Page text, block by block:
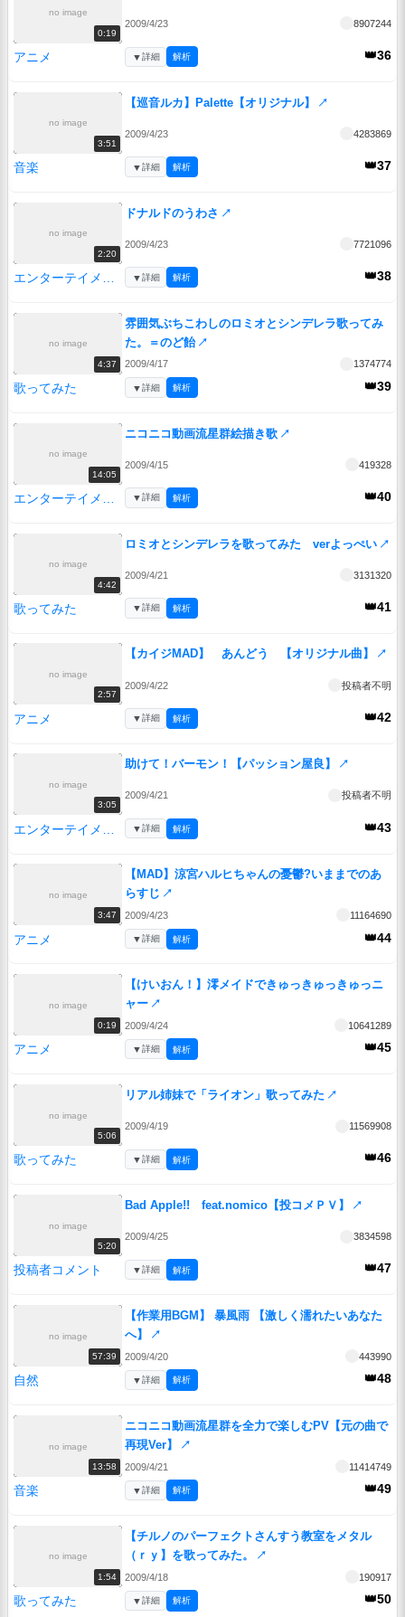
no image
0:19
2009/4/23 8907244
アニメ 👑36
▼詳細 解析
no image
3:51
【巡音ルカ】Palette【オリジナル】 ↗
2009/4/23 4283869
音楽 👑37
▼詳細 解析
no image
2:20
ドナルドのうわさ ↗
2009/4/23 7721096
👑38
▼詳細 解析
no image
4:37
雰囲気ぶちこわしのロミオとシンデレラ歌ってみ
た。＝のど飴 ↗
2009/4/17 1374774
歌ってみた 👑39
▼詳細 解析
no image
14:05
ニコニコ動画流星群絵描き歌 ↗
2009/4/15 419328
👑40
▼詳細 解析
no image
4:42
ロミオとシンデレラを歌ってみた verよっぺい ↗
2009/4/21 3131320
歌ってみた 👑41
▼詳細 解析
no image
2:57
【カイジMAD】 あんどう 【オリジナル曲】 ↗
2009/4/22 投稿者不明
アニメ 👑42
▼詳細 解析
no image
3:05
助けて！バーモン！【パッション屋良】 ↗
2009/4/21 投稿者不明
👑43
▼詳細 解析
no image
3:47
【MAD】涼宮ハルヒちゃんの憂鬱?いままでのあ
らすじ ↗
2009/4/23 11164690
アニメ 👑44
▼詳細 解析
no image
0:19
【けいおん！】澪メイドできゅっきゅっきゅっニ
ャー ↗
2009/4/24 10641289
アニメ 👑45
▼詳細 解析
no image
5:06
リアル姉妹で「ライオン」歌ってみた ↗
2009/4/19 11569908
歌ってみた 👑46
▼詳細 解析
no image
5:20
Bad Apple!! feat.nomico【投コメＰＶ】 ↗
2009/4/25 3834598
投稿者コメント 👑47
▼詳細 解析
no image
57:39
【作業用BGM】 暴風雨 【激しく濡れたいあなた
へ】
↗
2009/4/20 443990
自然 👑48
▼詳細 解析
no image
13:58
ニコニコ動画流星群を全力で楽しむPV【元の曲で
再現Ver】
↗
2009/4/21 11414749
音楽 👑49
▼詳細 解析
no image
1:54
【チルノのパーフェクトさんすう教室をメタル
（ｒｙ】を歌ってみた。
↗
2009/4/18 190917
歌ってみた 👑50
▼詳細 解析